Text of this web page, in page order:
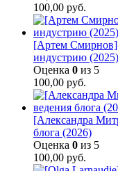
100,00 руб.
[Артем Смирнов]
индустрию (2025)
Оценка 0 из 5
100,00 руб.
[Александра
блога (2026)
Оценка 0 из 5
100,00 руб.